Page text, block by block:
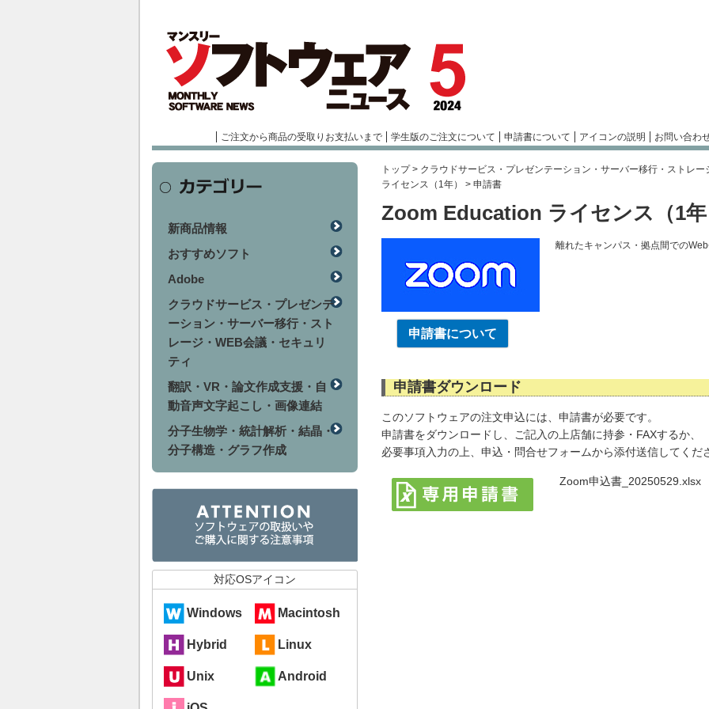
ご注文から商品の受取りお支払いまで 学生版のご注文について 申請書について アイコンの説明 お問い合わ
トップ> クラウドサービス・プレゼンテーション・サーバー移行・ストレ
ライセンス（1年）
> 申請書
Zoom Education ライセンス（1
申請書について
離れたキャンパス・拠点間での
申請書ダウンロード
このソフトウェアの注文申込には、申請書が必要です。
申請書をダウンロードし、ご記入の上店舗に持参・FAXするか、
必要事項入力の上、申込・問合せフォームから添付送信してくだ
Zoom申込書_20250529.xlsx
新商品情報
おすすめソフト
Adobe
クラウドサービス・プレゼンテ
ーション・サーバー移行・スト
レージ・WEB会議・セキュリ
ティ
翻訳・VR・論文作成支援・自
動音声文字起こし・画像連結
分子生物学・統計解析・結晶・
分子構造・グラフ作成
対応OSアイコン
Windows Macintosh
Hybrid Linux
Unix Android